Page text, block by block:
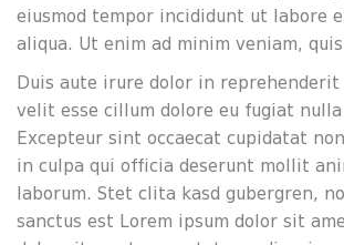
eiusmod tempor incididunt ut labore
aliqua. Ut enim ad minim veniam,
Duis aute irure dolor in
velit esse cillum dolore eu fugiat
Excepteur sint occaecat cupidatat
in culpa qui officia deserunt mollit
laborum. Stet clita kasd gubergren,
sanctus est Lorem ipsum dolor sit